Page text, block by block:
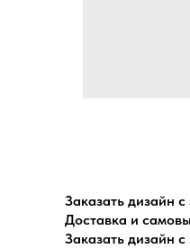
Заказать дизайн с
Доставка и
Заказать дизайн с